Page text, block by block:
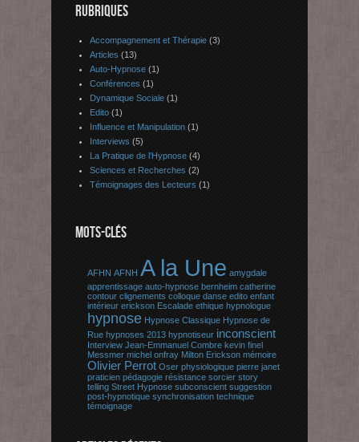
RUBRIQUES
Accompagnement et Thérapie (3)
Articles (13)
Auto-Hypnose (1)
Conférences (1)
Dynamique Sociale (1)
Edito (1)
Influence et Manipulation (1)
Interviews (5)
La Pratique de l'Hypnose (4)
Sciences et Recherches (2)
Témoignages des Lecteurs (1)
MOTS-CLÉS
AFHN AFNH A la Une amygdale
apprentissage auto-hypnose bernheim catherine
contour clignements colloque danse edito enfant
intérieur erickson Escalade ethique hypnologue
hypnose Hypnose Classique Hypnose de
Rue hypnoses 2013 hypnotiseur inconscient
Interview Jean-Emmanuel Combre kevin finel
Messmer michel onfray Milton Erickson mémoire
Olivier Perrot Oser physiologique pierre janet
praticien pédagogie résistance sorcier story
telling Street Hypnose subconscient suggestion
post-hypnotique synchronisation technique
témoignage